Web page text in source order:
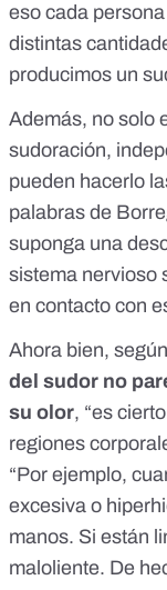
eso cada
distintas
producimos un
Además, no solo
sudoración,
pueden hacerlo
palabras de
suponga una
sistema nervioso
en contacto con
Ahora bien,
del sudor no
su olor, “es
regiones
“Por ejemplo,
excesiva o
manos. Si están
maloliente. De